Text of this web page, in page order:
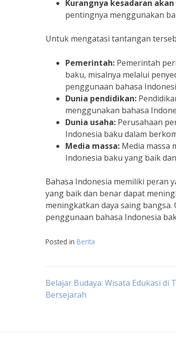
Kurangnya kesadaran
pentingnya menggunakan
Untuk mengatasi tantangan
Pemerintah: Pemerintah
baku, misalnya melalui
penggunaan bahasa
Dunia pendidikan:
menggunakan bahasa
Dunia usaha: Perusahaan
Indonesia baku dalam
Media massa: Media massa
Indonesia baku yang baik
Bahasa Indonesia memiliki peran
yang baik dan benar dapat
meningkatkan daya saing
penggunaan bahasa Indonesia
Posted in Berita
Post
Belajar Budaya: Wisata Edukasi di
Bersejarah